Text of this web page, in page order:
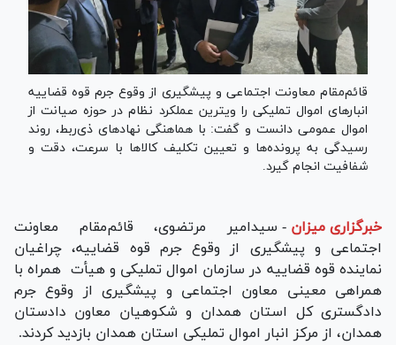
قائم‌مقام معاونت اجتماعی و پیشگیری از وقوع جرم قوه قضاییه
انبار‌های اموال تملیکی را ویترین عملکرد نظام در حوزه صیانت از
اموال عمومی دانست و گفت: با هماهنگی نهاد‌های ذی‌ربط، روند
رسیدگی به پرونده‌ها و تعیین تکلیف کالا‌ها با سرعت، دقت و
شفافیت انجام گیرد.
خبرگزاری میزان - سیدامیر مرتضوی، قائم‌مقام معاونت
اجتماعی و پیشگیری از وقوع جرم قوه قضاییه، چراغیان
نماینده قوه قضاییه در سازمان اموال تملیکی و هیأت همراه با
همراهی معینی معاون اجتماعی و پیشگیری از وقوع جرم
دادگستری کل استان همدان و شکوهیان معاون دادستان
همدان، از مرکز انبار اموال تملیکی استان همدان بازدید کردند.